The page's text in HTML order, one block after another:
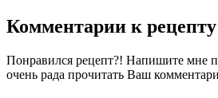
Комментарии к рецепту
Понравился рецепт?! Напишите мне
очень рада прочитать Ваш